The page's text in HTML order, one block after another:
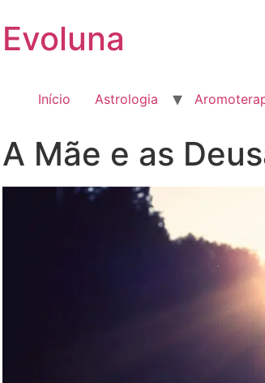
Evoluna
Início Astrologia
A Mãe e as